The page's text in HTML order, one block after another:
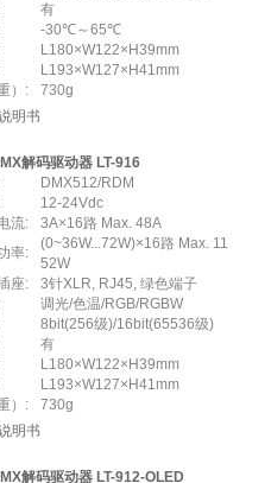
有
-30℃～65℃
L180×W122×H39mm
L193×W127×H41mm
）:
730g
明书
解码驱动器 LT-916
DMX512/RDM
12-24Vdc
流:
3A×16路 Max. 48A
率:
(0~36W...72W)×16路 Max. 11
52W
座:
3针XLR, RJ45, 绿色端子
调光/色温/RGB/RGBW
8bit(256级)/16bit(65536级)
有
L180×W122×H39mm
L193×W127×H41mm
）:
730g
明书
解码驱动器 LT-912-OLED